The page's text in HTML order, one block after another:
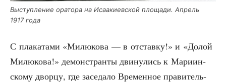
Выступ­ле­ние ора­то­ра на Иса­а­ки­ев­ской пло­ща­ди. Апрель
1917 года
С пла­ка­та­ми «Милю­ко­ва — в отстав­ку!» и «Долой
Милю­ко­ва!» демон­стран­ты дви­ну­лись к Мари­ин­
ско­му двор­цу, где засе­да­ло Вре­мен­ное пра­ви­тель­